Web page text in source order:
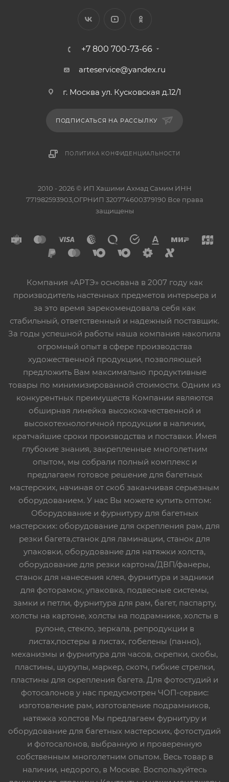
+7 800 700-73-66
arteservice@yandex.ru
г. Москва ул. Кусковская д.12/1
ПОДПИСАТЬСЯ НА РАССЫЛКУ
ПОЛИТИКА КОНФИДЕНЦИАЛЬНОСТИ
2010 - 2026 © ИП Хашими Ахмад Самим ИНН
771982593903,ОГРНИП 320774600379190 Все права
защищены
Компания «АРТЭ» основана в 2007 году как
производитель настенных предметов интерьера и
за это время зарекомендовала себя как
стабильный, ответственный и надежный поставщик.
За годы успешной работы наша компания накопила
огромный опыт в сфере производства
художественной продукции, позволяющей
предложить Вам максимально продуктивные
товары по минимизированной стоимости. Одним из
конкурентных преимуществ Компании являются
обширная линейка высококачественной и
высокотехнологичной продукции в наличии,
кратчайшие сроки производства и поставки. Имея
глубокие знания, закрепленные многолетним
опытом, мы собрали полный комплекс и
предлагаем готовое решение для багетных
мастерских, начиная от скоб заканчивая серьезным
оборудованием. У нас Вы можете купить оптом:
Оборудование и фурнитуру для багетных
мастерских: оборудование для скрепления рам, для
резки багета,станок для ламинации, станок для
упаковки, оборудование для натяжки холста,
оборудование для резки картона/ДВП/фанеры,
станок для нанесения клея, фурнитура и задники
для фоторамок, упаковка, подвесные системы,
замки и петли, фурнитура для рам, багет, паспарту,
холсты на картоне, холсты на подрамнике, холсты в
рулоне, стекло, зеркала, репродукции в
листах,постеры в листах, гобелены (панно),
механизмы и фурнитура для часов, скрепки, скобы,
пластины, шурупы, маркер, скотч, гибкие стрелки,
пластины для скрепления багета. Для фотостудий и
фотосалонов у нас предусмотрен ЧОП-сервис:
изготовление рам, изготовление подрамников,
натяжка холстов Мы предлагаем фурнитуру и
оборудование для багетных мастерских, фотостудий
и фотосалонов, выбранную и проверенную
собственным многолетним опытом. Весь товар в
наличии, недорого, в Москве. Воспользуйтесь